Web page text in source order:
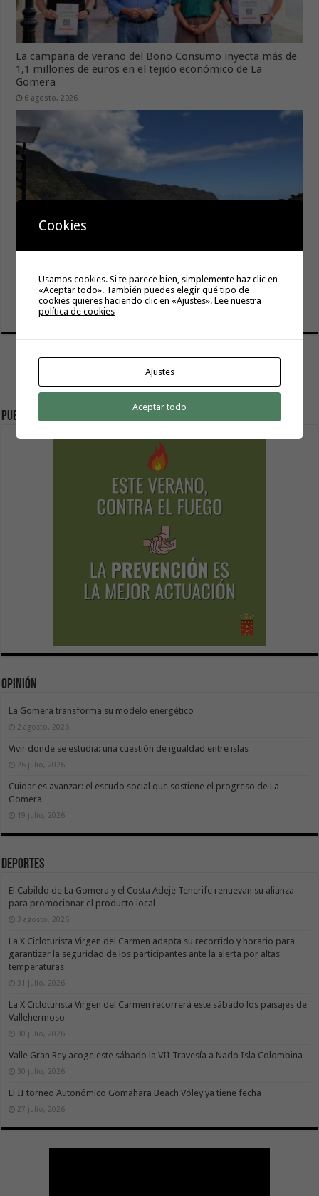
La campaña de verano del Bono Consumo inyecta más de
1,1 millones de euros en el tejido económico de La
Gomera
6 agosto, 2026
El Ayuntamiento de Hermigua licita la instalación de 30
farolas fotovoltaicas en la subida a Las Cabezadas
6 agosto, 2026
Publicidad
Opinión
La Gomera transforma su modelo energético
2 agosto, 2026
Vivir donde se estudia: una cuestión de igualdad entre islas
26 julio, 2026
Cuidar es avanzar: el escudo social que sostiene el progreso de La
Gomera
19 julio, 2026
Deportes
El Cabildo de La Gomera y el Costa Adeje Tenerife renuevan su alianza
para promocionar el producto local
3 agosto, 2026
La X Cicloturista Virgen del Carmen adapta su recorrido y horario para
garantizar la seguridad de los participantes ante la alerta por altas
temperaturas
31 julio, 2026
La X Cicloturista Virgen del Carmen recorrerá este sábado los paisajes de
Vallehermoso
30 julio, 2026
Valle Gran Rey acoge este sábado la VII Travesía a Nado Isla Colombina
30 julio, 2026
El II torneo Autonómico Gomahara Beach Vóley ya tiene fecha
27 julio, 2026
Cookies
Usamos cookies. Si te parece bien, simplemente haz clic en
«Aceptar todo». También puedes elegir qué tipo de
cookies quieres haciendo clic en «Ajustes».Lee nuestra
política de cookies
Ajustes
Aceptar todo